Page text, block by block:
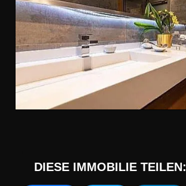
DIESE IMMOBILIE TEILEN: